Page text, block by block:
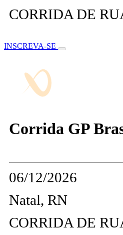
CORRIDA DE
INSCREVA-SE
Corrida GP
06/12/2026
Natal, RN
CORRIDA DE